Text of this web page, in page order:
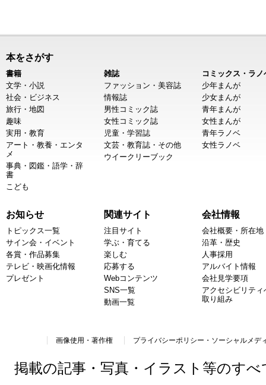
本をさがす
書籍
文学・小説
社会・ビジネス
旅行・地図
趣味
実用・教育
アート・教養・エンタ
メ
事典・図鑑・語学・辞
書
こども
雑誌
ファッション・美容誌
情報誌
男性コミック誌
女性コミック誌
児童・学習誌
文芸・教育誌・その他
ウイークリーブック
コミックス・ラノ
少年まんが
少女まんが
青年まんが
女性まんが
青年ラノベ
女性ラノベ
お知らせ
トピックス一覧
サイン会・イベント
各賞・作品募集
テレビ・映画化情報
プレゼント
関連サイト
注目サイト
学ぶ・育てる
楽しむ
応募する
Webコンテンツ
SNS一覧
動画一覧
会社情報
会社概要・所在地
沿革・歴史
人事採用
アルバイト情報
会社見学要項
アクセシビリティ
取り組み
画像使用・著作権 プライバシーポリシー・ソーシャルメデ
掲載の記事・写真・イラスト等のす